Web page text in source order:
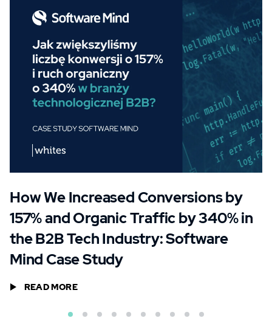
How We Increased Conversions by
157% and Organic Traffic by 340% in
the B2B Tech Industry: Software
Mind Case Study
READ MORE